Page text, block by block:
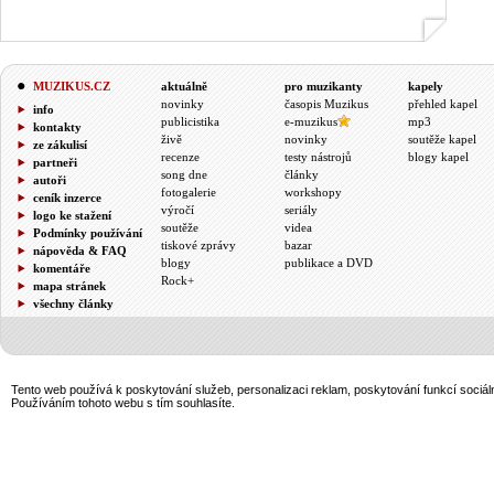
MUZIKUS.CZ
info
kontakty
ze zákulisí
partneři
autoři
ceník inzerce
logo ke stažení
Podmínky používání
nápověda & FAQ
komentáře
mapa stránek
všechny články
aktuálně
novinky
publicistika
živě
recenze
song dne
fotogalerie
výročí
soutěže
tiskové zprávy
blogy
Rock+
pro muzikanty
časopis Muzikus
e-muzikus
novinky
testy nástrojů
články
workshopy
seriály
videa
bazar
publikace a DVD
kapely
přehled kapel
mp3
soutěže kapel
blogy kapel
Tento web používá k poskytování služeb, personalizaci reklam, poskytování funkcí
Používáním tohoto webu s tím souhlasíte.